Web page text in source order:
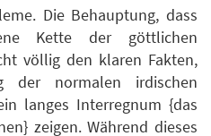
Die Behauptung, dass
Kette der göttlichen
völlig den klaren Fakten,
der normalen irdischen
langes Interregnum {das
zeigen. Während dieses